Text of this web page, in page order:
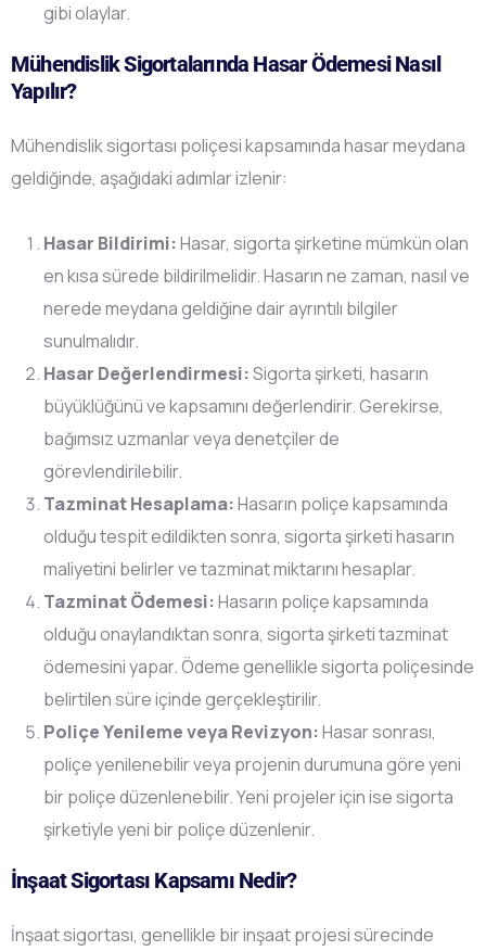
gibi olaylar.
Mühendislik Sigortalarında Hasar Ödemesi Nasıl
Yapılır?
Mühendislik sigortası poliçesi kapsamında hasar meydana
geldiğinde, aşağıdaki adımlar izlenir:
Hasar Bildirimi:Hasar, sigorta şirketine mümkün olan
en kısa sürede bildirilmelidir. Hasarın ne zaman, nasıl ve
nerede meydana geldiğine dair ayrıntılı bilgiler
sunulmalıdır.
Hasar Değerlendirmesi:Sigorta şirketi, hasarın
büyüklüğünü ve kapsamını değerlendirir. Gerekirse,
bağımsız uzmanlar veya denetçiler de
görevlendirilebilir.
Tazminat Hesaplama:Hasarın poliçe kapsamında
olduğu tespit edildikten sonra, sigorta şirketi hasarın
maliyetini belirler ve tazminat miktarını hesaplar.
Tazminat Ödemesi:Hasarın poliçe kapsamında
olduğu onaylandıktan sonra, sigorta şirketi tazminat
ödemesini yapar. Ödeme genellikle sigorta poliçesinde
belirtilen süre içinde gerçekleştirilir.
Poliçe Yenileme veya Revizyon:Hasar sonrası,
poliçe yenilenebilir veya projenin durumuna göre yeni
bir poliçe düzenlenebilir. Yeni projeler için ise sigorta
şirketiyle yeni bir poliçe düzenlenir.
İnşaat Sigortası Kapsamı Nedir?
İnşaat sigortası, genellikle bir inşaat projesi sürecinde